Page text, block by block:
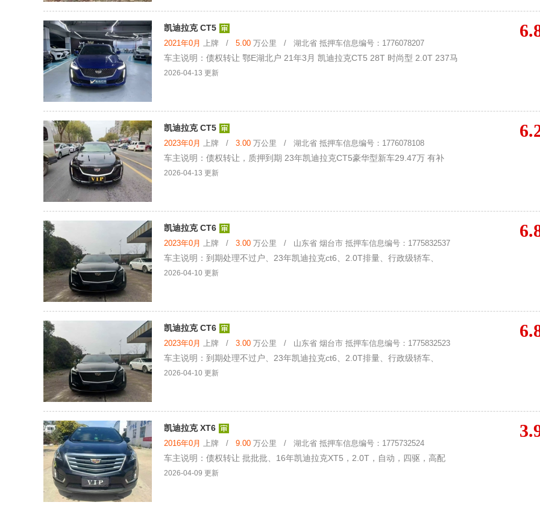
凯迪拉克 CT5
2021年0月 上牌 / 5.00 万公里 / 湖北省 抵押车信息编号：1776078207
车主说明：债权转让 鄂E湖北户 21年3月 凯迪拉克CT5 28T 时尚型 2.0T 237马
2026-04-13 更新
凯迪拉克 CT5
2023年0月 上牌 / 3.00 万公里 / 湖北省 抵押车信息编号：1776078108
车主说明：债权转让，质押到期 23年凯迪拉克CT5豪华型新车29.47万 有补
2026-04-13 更新
凯迪拉克 CT6
2023年0月 上牌 / 3.00 万公里 / 山东省 烟台市 抵押车信息编号：1775832537
车主说明：到期处理不过户、23年凯迪拉克ct6、2.0T排量、行政级轿车、
2026-04-10 更新
凯迪拉克 CT6
2023年0月 上牌 / 3.00 万公里 / 山东省 烟台市 抵押车信息编号：1775832523
车主说明：到期处理不过户、23年凯迪拉克ct6、2.0T排量、行政级轿车、
2026-04-10 更新
凯迪拉克 XT6
2016年0月 上牌 / 9.00 万公里 / 湖北省 抵押车信息编号：1775732524
车主说明：债权转让 批批批、16年凯迪拉克XT5，2.0T，自动，四驱，高配
2026-04-09 更新